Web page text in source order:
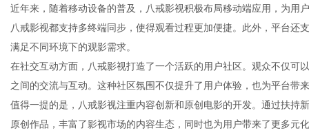
近年来，随着移动设备的普及，八戒影视积极布局移动端应用，为用
八戒影视都支持多终端同步，使得观看过程更加便捷。此外，平台还
满足不同环境下的观影需求。
在社交互动方面，八戒影视打造了一个活跃的用户社区。观众不仅可
之间的交流与互动。这种社区氛围不仅提升了用户体验，也为平台带
值得一提的是，八戒影视注重内容创新和原创电影的开发。通过扶持
原创作品，丰富了影视市场的内容生态，同时也为用户带来了更多元